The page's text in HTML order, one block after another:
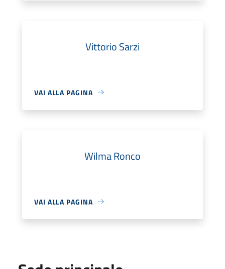
Vittorio Sarzi
VAI ALLA PAGINA
Wilma Ronco
VAI ALLA PAGINA